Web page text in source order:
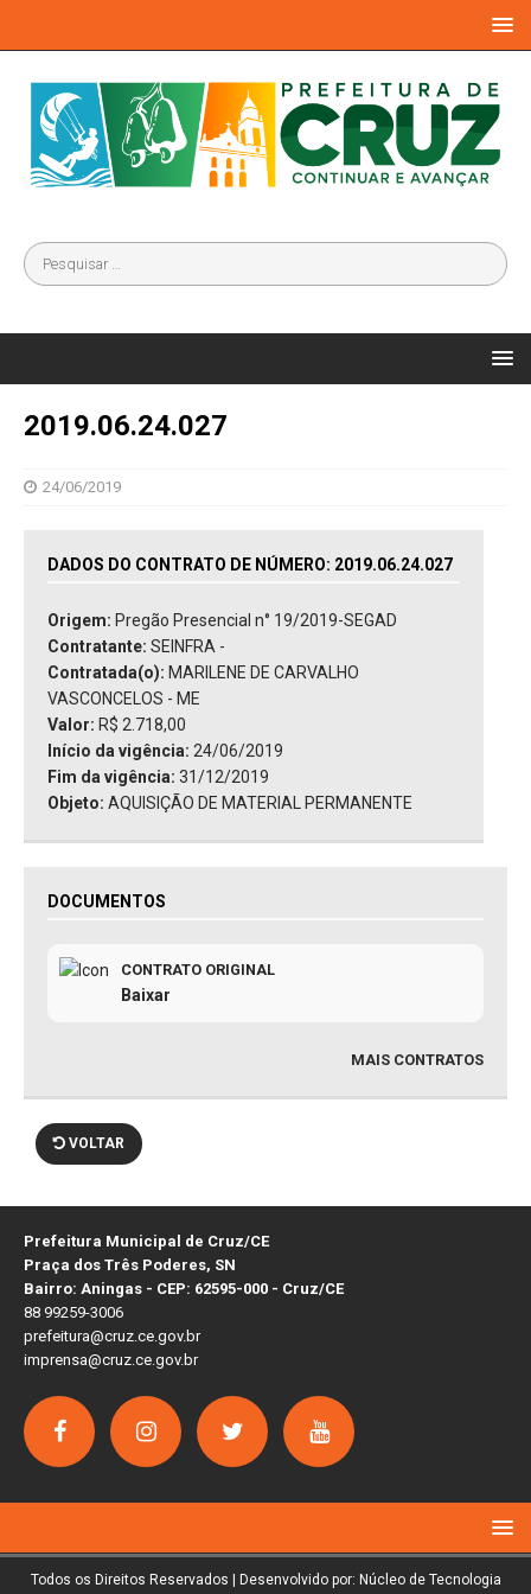
2019.06.24.027
24/06/2019
DADOS DO CONTRATO DE NÚMERO: 2019.06.24.027
Origem: Pregão Presencial n° 19/2019-SEGAD
Contratante: SEINFRA -
Contratada(o): MARILENE DE CARVALHO
VASCONCELOS - ME
Valor: R$ 2.718,00
Início da vigência: 24/06/2019
Fim da vigência: 31/12/2019
Objeto: AQUISIÇÃO DE MATERIAL PERMANENTE
DOCUMENTOS
CONTRATO ORIGINAL
Baixar
MAIS CONTRATOS
VOLTAR
Prefeitura Municipal de Cruz/CE
Praça dos Três Poderes, SN
Bairro: Aningas - CEP: 62595-000 - Cruz/CE
88 99259-3006
prefeitura@cruz.ce.gov.br
imprensa@cruz.ce.gov.br
Todos os Direitos Reservados | Desenvolvido por: Núcleo de Tecnologia